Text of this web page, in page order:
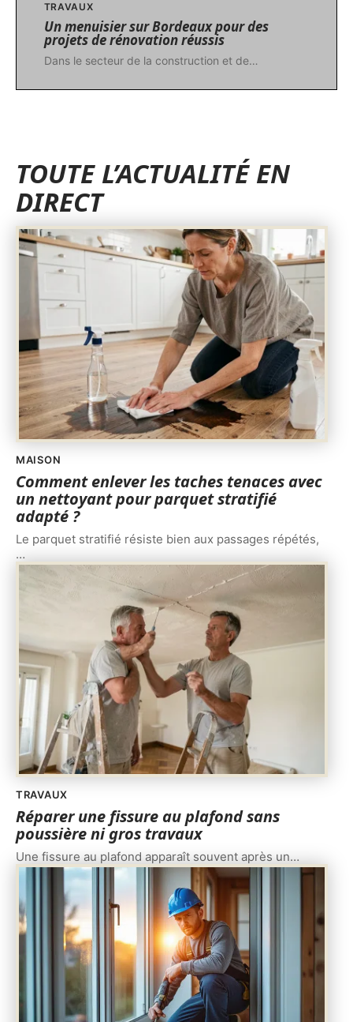
TRAVAUX
Un menuisier sur Bordeaux pour des
projets de rénovation réussis
Dans le secteur de la construction et de…
TOUTE L’ACTUALITÉ EN
DIRECT
MAISON
Comment enlever les taches tenaces avec
un nettoyant pour parquet stratifié
adapté ?
Le parquet stratifié résiste bien aux passages répétés,
…
TRAVAUX
Réparer une fissure au plafond sans
poussière ni gros travaux
Une fissure au plafond apparaît souvent après un…